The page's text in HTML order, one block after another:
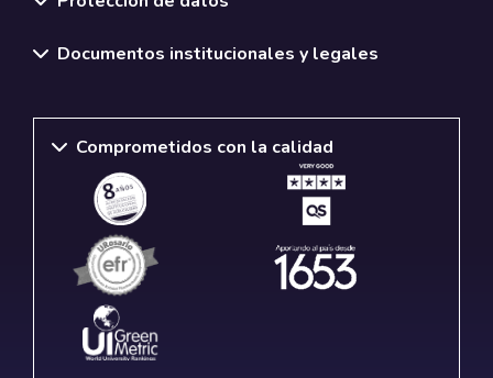
Documentos institucionales y legales
Comprometidos con la calidad